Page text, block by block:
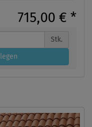
715,00 € *
Stk.